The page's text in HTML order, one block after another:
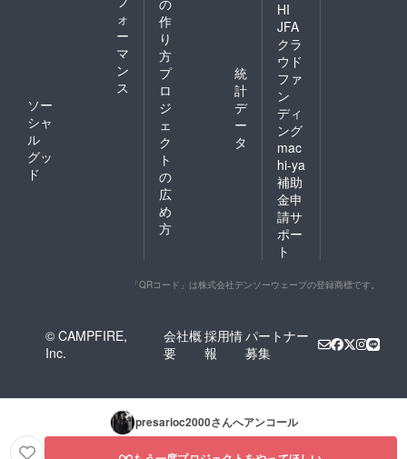
ォ
ー
マ
ン
ス
ソー
シャ
ル
グッ
ド
作
り
方
プ
ロ
ジ
ェ
ク
ト
の
広
め
方
統
計
デ
ー
タ
HI
JFA
クラ
ウド
ファ
ン
ディ
ング
mac
hi-ya
補助
金申
請サ
ポー
ト
「QRコード」は株式会社デンソーウェーブの登録商標です。
© CAMPFIRE,
Inc.
会社概
要
採用情
報
パートナー
募集
presarioc2000さんへアンコール